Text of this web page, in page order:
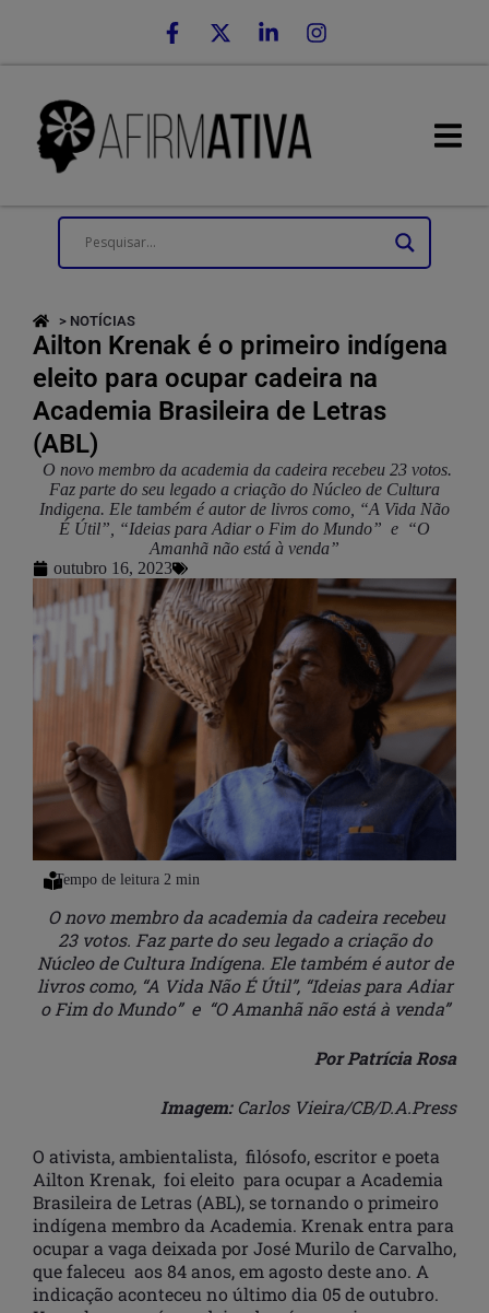
> NOTÍCIAS
Ailton Krenak é o primeiro indígena
eleito para ocupar cadeira na
Academia Brasileira de Letras
(ABL)
O novo membro da academia da cadeira recebeu 23 votos.
Faz parte do seu legado a criação do Núcleo de Cultura
Indigena. Ele também é autor de livros como, “A Vida Não
É Útil”, “Ideias para Adiar o Fim do Mundo” e “O
Amanhã não está à venda”
outubro 16, 2023
O novo membro da academia da cadeira recebeu
23 votos. Faz parte do seu legado a criação do
Núcleo de Cultura Indígena. Ele também é autor de
livros como, “A Vida Não É Útil”, “Ideias para Adiar
o Fim do Mundo” e “O Amanhã não está à venda”
Por Patrícia Rosa
Imagem: Carlos Vieira/CB/D.A.Press
O ativista, ambientalista, filósofo, escritor e poeta
Ailton Krenak, foi eleito para ocupar a Academia
Brasileira de Letras (ABL), se tornando o primeiro
indígena membro da Academia. Krenak entra para
ocupar a vaga deixada por José Murilo de Carvalho,
que faleceu aos 84 anos, em agosto deste ano. A
indicação aconteceu no último dia 05 de outubro.